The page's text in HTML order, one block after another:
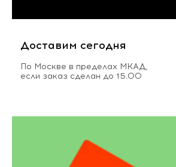
Доставим сегодня
По Москве в пределах МКАД,
если заказ сделан до 15.00